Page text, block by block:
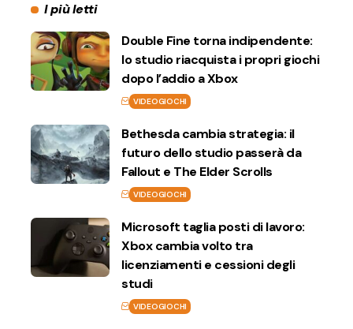
I più letti
Double Fine torna indipendente:
lo studio riacquista i propri giochi
dopo l’addio a Xbox
VIDEOGIOCHI
Bethesda cambia strategia: il
futuro dello studio passerà da
Fallout e The Elder Scrolls
VIDEOGIOCHI
Microsoft taglia posti di lavoro:
Xbox cambia volto tra
licenziamenti e cessioni degli
studi
VIDEOGIOCHI